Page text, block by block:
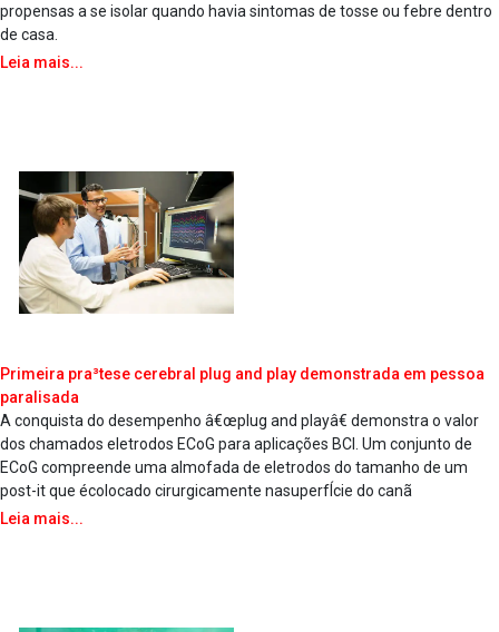
propensas a se isolar quando havia sintomas de tosse ou febre dentro
de casa.
Leia mais...
Primeira pra³tese cerebral plug and play demonstrada em pessoa
paralisada
A conquista do desempenho â€œplug and playâ€ demonstra o valor
dos chamados eletrodos ECoG para aplicações BCI. Um conjunto de
ECoG compreende uma almofada de eletrodos do tamanho de um
post-it que écolocado cirurgicamente nasuperfÍcie do canã
Leia mais...